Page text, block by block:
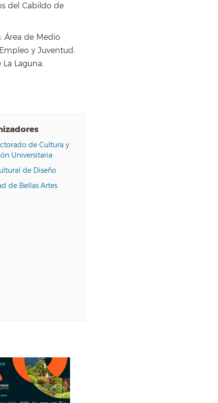
del Cabildo de
Área de Medio
y Juventud.
Laguna.
de Cultura y
Universitaria
de Diseño
de Bellas Artes